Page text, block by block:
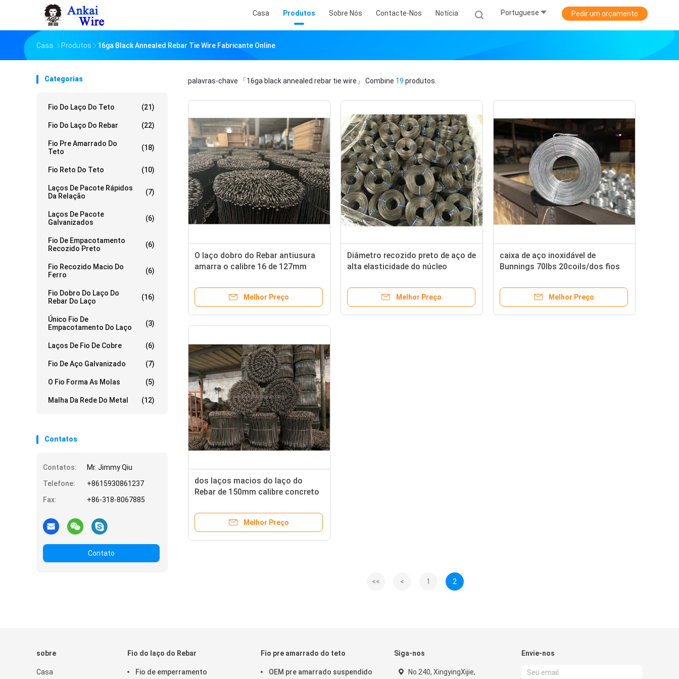
Casa Produtos Sobre Nós Contacte-Nos Notícia Portuguese Pedir um orçamento
Casa Produtos 16ga Black Annealed Rebar Tie Wire Fabricante Online
Categorias
Fio Do Laço Do Teto (21)
Fio Do Laço Do Rebar (22)
Fio Pre Amarrado Do
Teto
(18)
Fio Reto Do Teto (10)
Laços De Pacote Rápidos
Da Relação
(7)
Laços De Pacote
Galvanizados
(6)
Fio De Empacotamento
Recozido Preto
(6)
Fio Recozido Macio Do
Ferro
(6)
Fio Dobro Do Laço Do
Rebar Do Laço
(16)
Único Fio De
Empacotamento Do Laço
(3)
Laços De Fio De Cobre (6)
Fio De Aço Galvanizado (7)
O Fio Forma As Molas (5)
Malha Da Rede Do Metal (12)
Contatos
Contatos:
Mr. Jimmy Qiu
Telefone:
+8615930861237
Fax:
+86-318-8067885
Contato
palavras-chave 「16ga black annealed rebar tie wire」 Combine 19 produtos.
O laço dobro do Rebar antiusura
amarra o calibre 16 de 127mm
Melhor Preço
Diâmetro recozido preto de aço de
alta elasticidade do núcleo
obrigatório
Melhor Preço
caixa de aço inoxidável de
Bunnings 70lbs 20coils/dos fios
Melhor Preço
dos laços macios do laço do
Rebar de 150mm calibre concreto
Melhor Preço
<< < 1 2
sobre
Casa
Fio do laço do Rebar
Fio de emperramento
Fio pre amarrado do teto
OEM pre amarrado suspendido
Siga-nos
No.240, XingyingXijie,
Envie-nos